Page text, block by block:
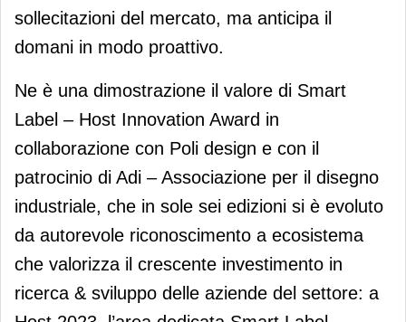
sollecitazioni del mercato, ma anticipa il
domani in modo proattivo.
Ne è una dimostrazione il valore di Smart
Label – Host Innovation Award in
collaborazione con Poli design e con il
patrocinio di Adi – Associazione per il disegno
industriale, che in sole sei edizioni si è evoluto
da autorevole riconoscimento a ecosistema
che valorizza il crescente investimento in
ricerca & sviluppo delle aziende del settore: a